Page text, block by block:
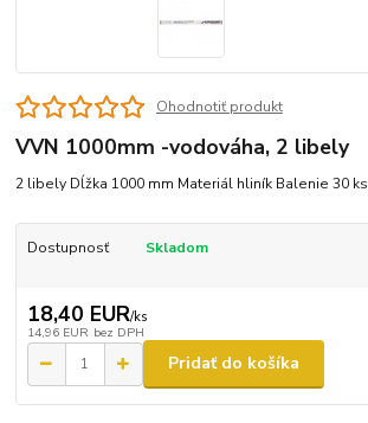
Ohodnotiť produkt
VVN 1000mm -vodováha, 2 libely
2 libely Dĺžka 1000 mm Materiál hliník Balenie 30 ks
Dostupnosť Skladom
18,40 EUR/ks
14,96 EUR bez DPH
Pridať do košíka